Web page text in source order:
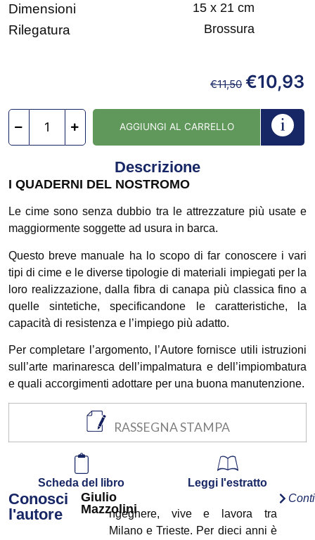
Dimensioni 15 x 21 cm
Rilegatura Brossura
€11,50 €10,93
AGGIUNGI AL CARRELLO
Descrizione
I QUADERNI DEL NOSTROMO
Le cime sono senza dubbio tra le attrezzature più usate e
maggiormente soggette ad usura in barca.
Questo breve manuale ha lo scopo di far conoscere i vari
tipi di cime e le diverse tipologie di materiali impiegati per la
loro realizzazione, dalla fibra di canapa più classica fino a
quelle sintetiche, specificandone le caratteristiche, la
capacità di resistenza e l’impiego più adatto.
Per completare l’argomento, l’Autore fornisce utili istruzioni
sull’arte marinaresca dell’impalmatura e dell’impiombatura
e quali accorgimenti adottare per una buona manutenzione.
RASSEGNA STAMPA
Scheda del libro Leggi l'estratto
Conosci
l'autore
Giulio
Mazzoliningegnere, vive e lavora tra
Milano e Trieste. Per dieci anni è